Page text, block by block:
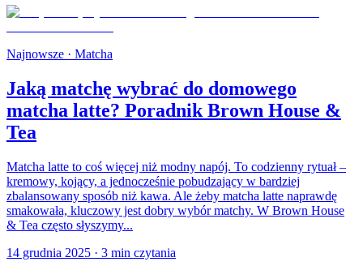
Najnowsze · Matcha
Jaką matchę wybrać do domowego
matcha latte? Poradnik Brown House &
Tea
Matcha latte to coś więcej niż modny napój. To codzienny rytuał –
kremowy, kojący, a jednocześnie pobudzający w bardziej
zbalansowany sposób niż kawa. Ale żeby matcha latte naprawdę
smakowała, kluczowy jest dobry wybór matchy. W Brown House
& Tea często słyszymy...
14 grudnia 2025 · 3 min czytania